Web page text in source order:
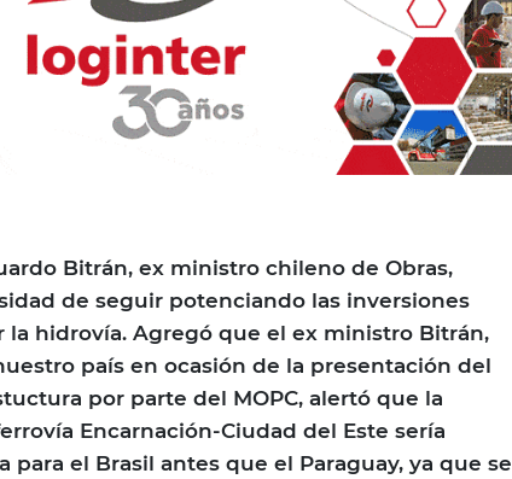
Bitrán, ex ministro chileno de Obras,
de seguir potenciando las inversiones
la hidrovía. Agregó que el ex ministro Bitrán,
país en ocasión de la presentación del
por parte del MOPC, alertó que la
Encarnación-Ciudad del Este sería
para el Brasil antes que el Paraguay, ya que se